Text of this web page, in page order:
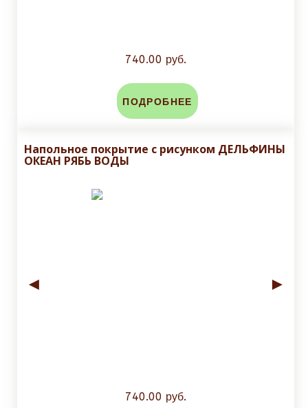
740.00 руб.
ПОДРОБНЕЕ
Напольное покрытие с рисунком ДЕЛЬФИНЫ
ОКЕАН РЯБЬ ВОДЫ
◄ ►
740.00 руб.